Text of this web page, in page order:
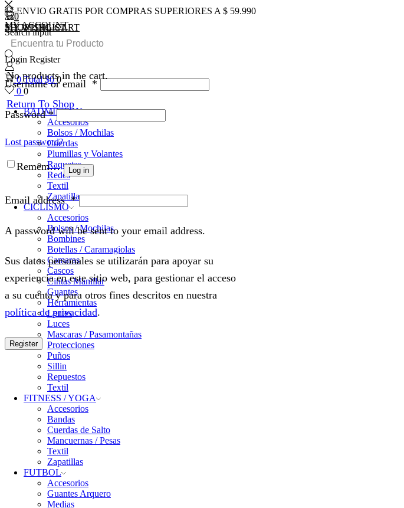
ENVIO GRATIS POR COMPRAS SUPERIORES A $ 59.990
Search input
MY ACCOUNT
Login Register
Username or email *
Password*
Lost password?
Remember Me Log in
Email address*
A password will be sent to your email address.
Sus datos personales se utilizarán para apoyar su
experiencia en este sitio web, para gestionar el acceso
a su cuenta y para otros fines descritos en nuestra
política de privacidad.
Register
0Total$0 0
0
SHOPPING CART
No products in the cart.
Return To Shop
0 0
0
MY WISHLIST
BADMINTON
Accesorios
Bolsos / Mochilas
Cuerdas
Plumillas y Volantes
Raquetas
Redes
Textil
Zapatillas
CICLISMO
Accesorios
Bolsos / Mochilas
Bombines
Botellas / Caramagiolas
Camaras
Cascos
Cintas Manillar
Guantes
Herramientas
Lentes
Luces
Mascaras / Pasamontañas
Protecciones
Puños
Sillin
Repuestos
Textil
FITNESS / YOGA
Accesorios
Bandas
Cuerdas de Salto
Mancuernas / Pesas
Textil
Zapatillas
FUTBOL
Accesorios
Guantes Arquero
Medias